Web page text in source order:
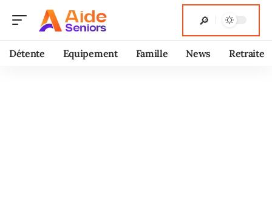
Détente Equipement Famille News Retraite